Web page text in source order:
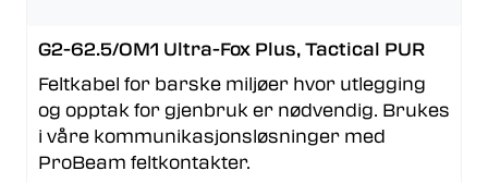
G2-62.5/OM1 Ultra-Fox Plus, Tactical PUR
Feltkabel for barske miljøer hvor utlegging
og opptak for gjenbruk er nødvendig. Brukes
i våre kommunikasjonsløsninger med
ProBeam feltkontakter.